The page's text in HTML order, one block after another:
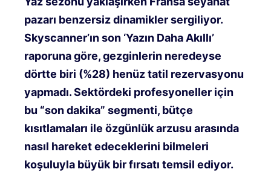
pazarı benzersiz dinamikler sergiliyor.
Skyscanner’ın son ‘Yazın Daha Akıllı’
raporuna göre, gezginlerin neredeyse
dörtte biri (%28) henüz tatil rezervasyonu
yapmadı. Sektördeki profesyoneller için
bu “son dakika” segmenti, bütçe
kısıtlamaları ile özgünlük arzusu arasında
nasıl hareket edeceklerini bilmeleri
koşuluyla büyük bir fırsatı temsil ediyor.